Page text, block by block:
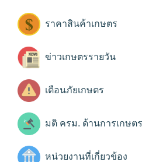
ราคาสินค้าเกษตร
ข่าวเกษตรรายวัน
เตือนภัยเกษตร
มติ ครม. ด้านการเกษตร
หน่วยงานที่เกี่ยวข้อง